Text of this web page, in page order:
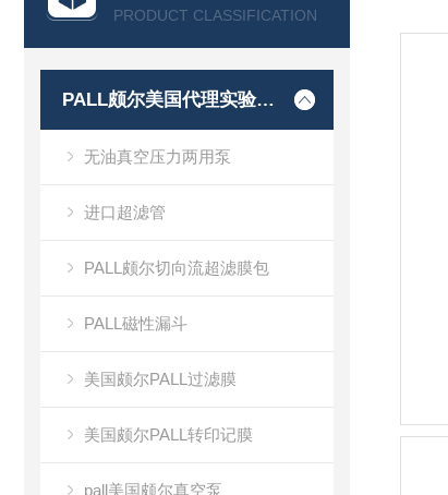
PRODUCT CLASSIFICATION
PALL颇尔美国代理实验室过滤产品
无油真空压力两用泵
进口超滤管
PALL颇尔切向流超滤膜包
PALL磁性漏斗
美国颇尔PALL过滤膜
美国颇尔PALL转印记膜
pall美国颇尔真空泵